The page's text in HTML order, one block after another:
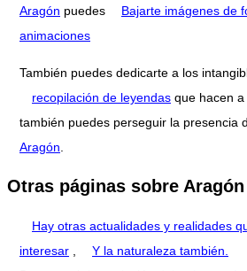
Aragón puedes
Bajarte imágenes de
animaciones
También puedes dedicarte a los
recopilación de leyendas que hacen a
también puedes perseguir la presencia
Aragón
Otras páginas sobre
Hay otras actualidades y realidades
interesar
Y la naturaleza también.